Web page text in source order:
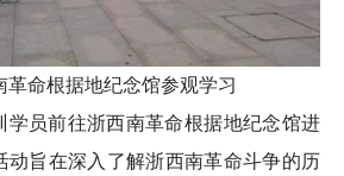
革命根据地纪念馆参观学习
学员前往浙西南革命根据地纪念馆进
动旨在深入了解浙西南革命斗争的历